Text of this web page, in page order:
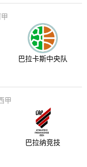
巴拉卡斯中央队
甲
巴拉纳竞技